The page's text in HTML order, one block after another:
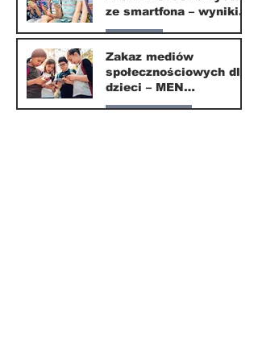
ze smartfona – wyniki
badania Krajowego
Instytutu Mediów
Parents
1 mar
Zakaz mediów
społecznościowych dla
dzieci – MEN
przedstawia projekt